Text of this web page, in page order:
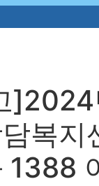
]2024
복지
1388